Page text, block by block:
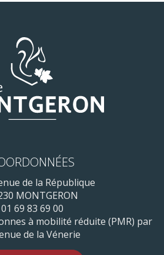
de la République
MONTGERON
01 69 83 69 00
à mobilité réduite (PMR) par
de la Vénerie